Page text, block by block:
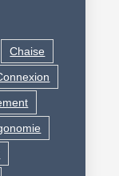
Chaise